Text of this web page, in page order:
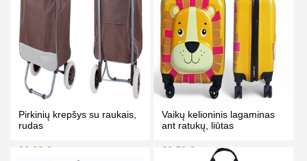
Pirkinių krepšys su raukais,
rudas
36.00 €
Vaikų kelioninis lagaminas
ant ratukų, liūtas
39.50 € 44.50 €